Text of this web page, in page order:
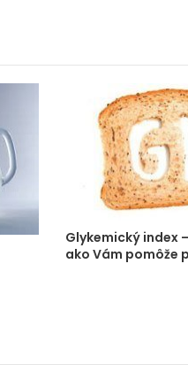
Glykemický index
ako Vám pomôže